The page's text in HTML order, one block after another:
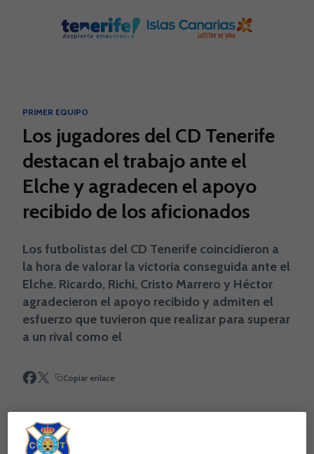
PRIMER EQUIPO
Los jugadores del CD Tenerife
destacan el trabajo ante el
Elche y agradecen el apoyo
recibido de los aficionados
Los futbolistas del CD Tenerife coincidieron a
la hora de valorar la victoria conseguida ante el
Elche. Ricardo, Richi, Cristo Marrero y Héctor
agradecieron el apoyo recibido y admiten el
esfuerzo que tuvieron que realizar para superar
a un rival como el
Copiar enlace